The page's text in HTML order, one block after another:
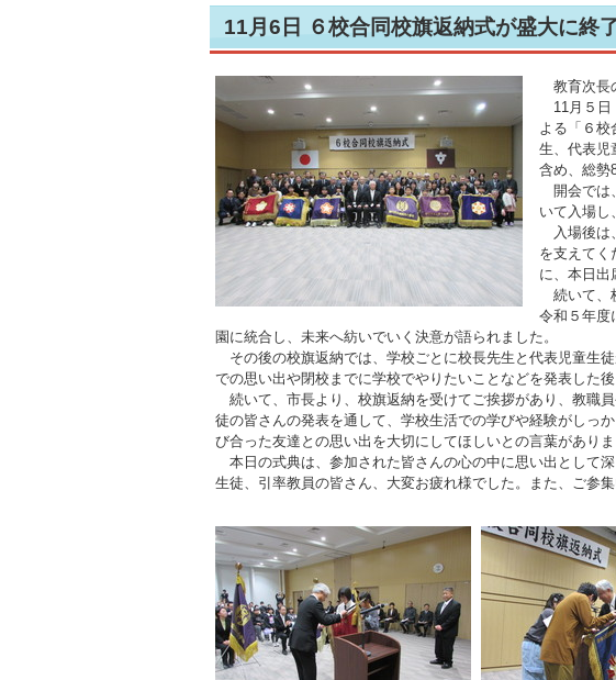
11月6日 ６校合同校旗返納式が盛大に終
教育次長
11月５日
よる「６校
生、代表児
含め、総勢
開会では
いて入場し
入場後は
を支えてく
に、本日出
続いて、
令和５年度
園に統合し、未来へ紡いでいく決意が語られました。
その後の校旗返納では、学校ごとに校長先生と代表児童生
での思い出や閉校までに学校でやりたいことなどを発表した
続いて、市長より、校旗返納を受けてご挨拶があり、教職
徒の皆さんの発表を通して、学校生活での学びや経験がしっ
び合った友達との思い出を大切にしてほしいとの言葉がありま
本日の式典は、参加された皆さんの心の中に思い出として
生徒、引率教員の皆さん、大変お疲れ様でした。また、ご参